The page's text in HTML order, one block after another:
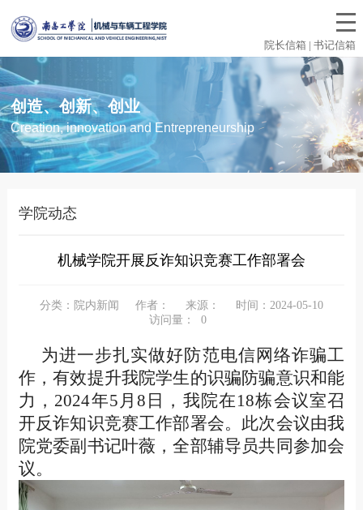
院长信箱 | 书记信箱
创造、创新、创业
Creation, innovation and Entrepreneurship
学院动态
机械学院开展反诈知识竞赛工作部署会
分类：院内新闻 作者： 来源：
时间：2024-05-10
访问量：
0
为进一步扎实做好防范电信网络诈骗工
作，有效提升我院学生的识骗防骗意识和能
力， 2024年5月8日，我院在18栋会议室召
开反诈知识竞赛工作部署会。此次会议由我
院党委副书记叶薇，全部辅导员共同参加会
议。